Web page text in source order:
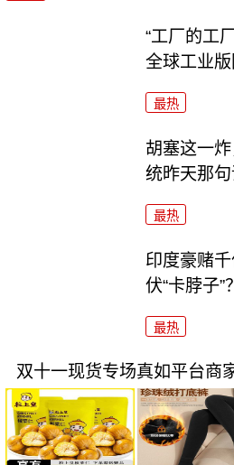
“工厂的工
全球工业版
最热
胡塞这一
统昨天那句
最热
印度豪赌
伏“卡脖子”？
最热
双十一现货专场真如平台商